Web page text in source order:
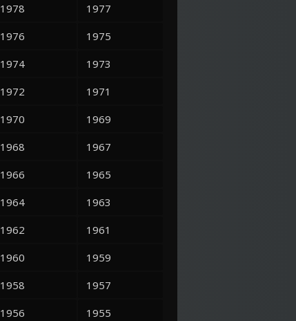
1978
1977
1976
1975
1974
1973
1972
1971
1970
1969
1968
1967
1966
1965
1964
1963
1962
1961
1960
1959
1958
1957
1956
1955